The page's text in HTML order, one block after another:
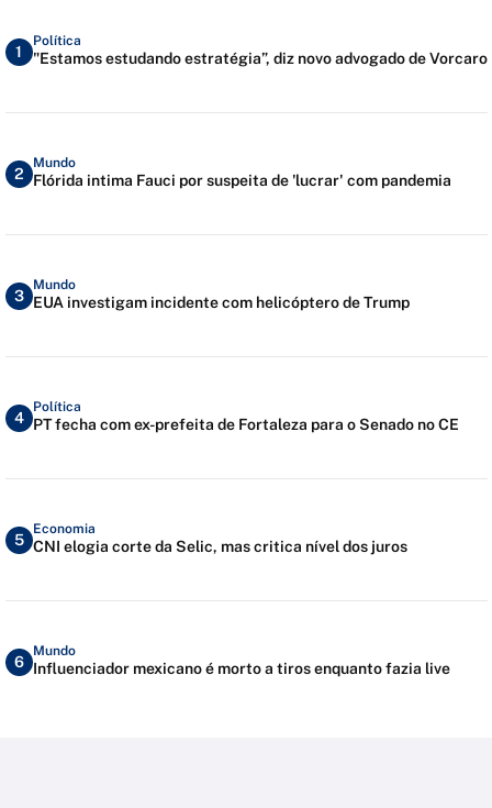
1
Política
"Estamos estudando estratégia”, diz novo advogado de Vorcaro
2
Mundo
Flórida intima Fauci por suspeita de 'lucrar' com pandemia
3
Mundo
EUA investigam incidente com helicóptero de Trump
4
Política
PT fecha com ex-prefeita de Fortaleza para o Senado no CE
5
Economia
CNI elogia corte da Selic, mas critica nível dos juros
6
Mundo
Influenciador mexicano é morto a tiros enquanto fazia live